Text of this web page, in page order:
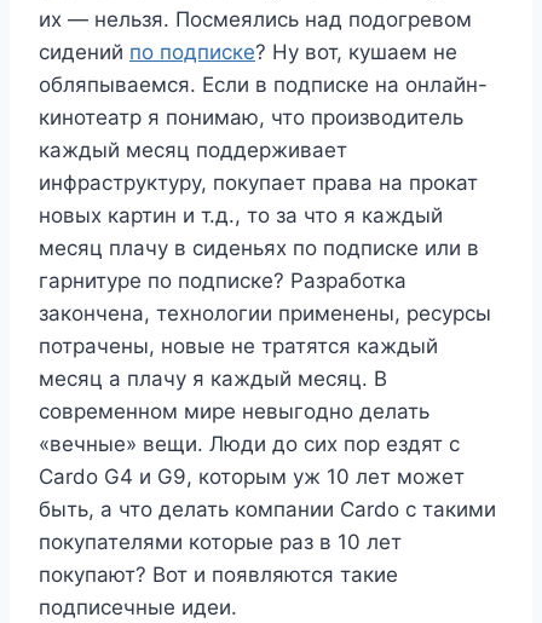
их — нельзя. Посмеялись над подогревом
сидений по подписке? Ну вот, кушаем не
обляпываемся. Если в подписке на онлайн-
кинотеатр я понимаю, что производитель
каждый месяц поддерживает
инфраструктуру, покупает права на прокат
новых картин и т.д., то за что я каждый
месяц плачу в сиденьях по подписке или в
гарнитуре по подписке? Разработка
закончена, технологии применены, ресурсы
потрачены, новые не тратятся каждый
месяц а плачу я каждый месяц. В
современном мире невыгодно делать
«вечные» вещи. Люди до сих пор ездят с
Cardo G4 и G9, которым уж 10 лет может
быть, а что делать компании Cardo с такими
покупателями которые раз в 10 лет
покупают? Вот и появляются такие
подписечные идеи.